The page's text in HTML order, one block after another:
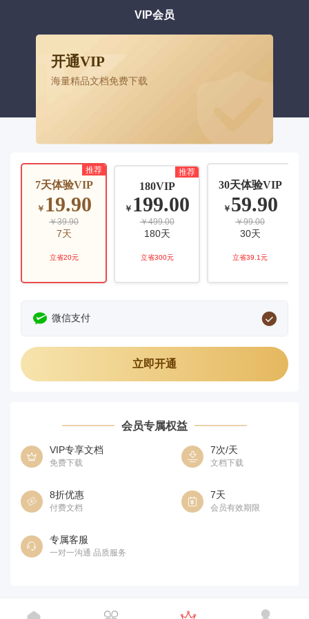
VIP会员
开通VIP
海量精品文档免费下载
7天体验VIP
￥ 19.90
￥39.90
7天
立省20元
推荐
180VIP
￥ 199.00
￥499.00
180天
立省300元
推荐
30天体验VIP
￥ 59.90
￥99.00
30天
立省39.1元
微信支付
立即开通
会员专属权益
VIP专享文档
免费下载
7次/天
文档下载
8折优惠
付费文档
7天
会员有效期限
专属客服
一对一沟通 品质服务